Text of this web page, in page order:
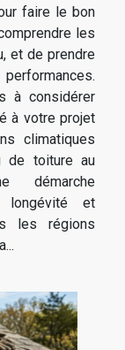
faire le bon
les
et de prendre
à considérer
à votre projet
climatiques
de toiture au
démarche
longévité et
les régions